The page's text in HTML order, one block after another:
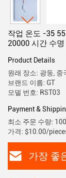
작업 온도 -35
20000 시간 수명
Product Details
원래 장소: 광둥, 중
브랜드 이름: GT
모델 번호: RST03
Payment &
최소 주문 수량:
가격: $10.00/
가장 좋